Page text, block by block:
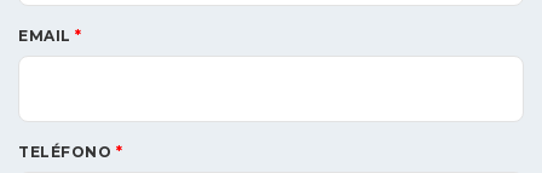
EMAIL *
TELÉFONO *